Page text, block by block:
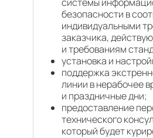
безопасности в
индивидуальными
заказчика,
и требованиям
установка и
поддержка
линии в нерабочее
и праздничные дни;
предоставление
технического
который будет